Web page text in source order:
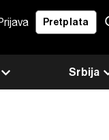
Pretplata
Srbija